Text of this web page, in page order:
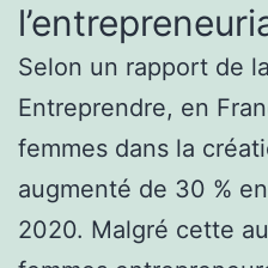
Selon un rapport de
Entreprendre, en
femmes dans la
augmenté de 30 %
2020. Malgré cette